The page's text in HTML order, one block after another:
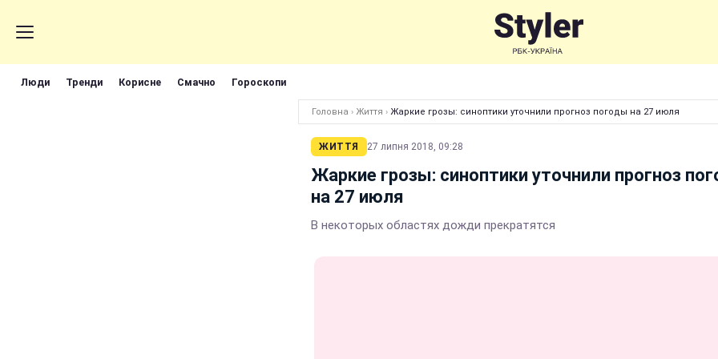
Люди Тренди Корисне Смачно Гороскопи
Головна › Життя › Жаркие грозы: синоптики уточнили прогноз погоды на 27 июля
ЖИТТЯ 27 липня 2018, 09:28
Жаркие грозы: синоптики уточнили прогноз
на 27 июля
В некоторых областях дожди прекратятся